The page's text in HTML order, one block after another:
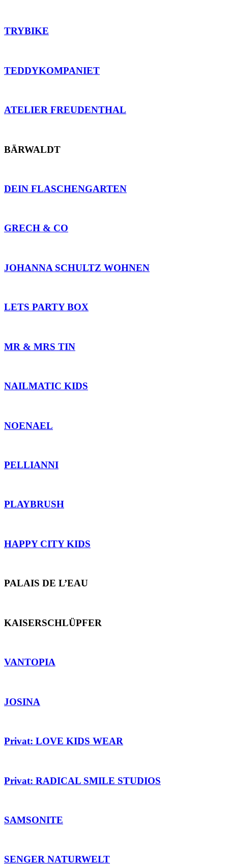
TRYBIKE
TEDDYKOMPANIET
ATELIER FREUDENTHAL
BÄRWALDT
DEIN FLASCHENGARTEN
GRECH & CO
JOHANNA SCHULTZ WOHNEN
LETS PARTY BOX
MR & MRS TIN
NAILMATIC KIDS
NOENAEL
PELLIANNI
PLAYBRUSH
HAPPY CITY KIDS
PALAIS DE L’EAU
KAISERSCHLÜPFER
VANTOPIA
JOSINA
Privat: LOVE KIDS WEAR
Privat: RADICAL SMILE STUDIOS
SAMSONITE
SENGER NATURWELT